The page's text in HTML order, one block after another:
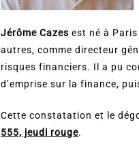
Jérôme Cazes est né à
autres, comme directeur
risques financiers. Il a pu
d’emprise sur la finance,
Cette constatation et le
555, jeudi rouge.